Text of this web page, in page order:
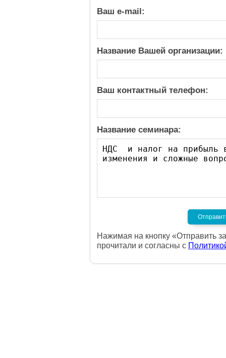
Ваш e-mail:
Название Вашей организации:
Ваш контактный телефон:
Название семинара:
Нажимая на кнопку «Отправить
прочитали и согласны с